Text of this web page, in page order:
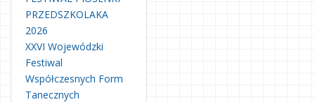
PRZEDSZKOLAKA
2026
XXVI Wojewódzki
Festiwal
Współczesnych Form
Tanecznych